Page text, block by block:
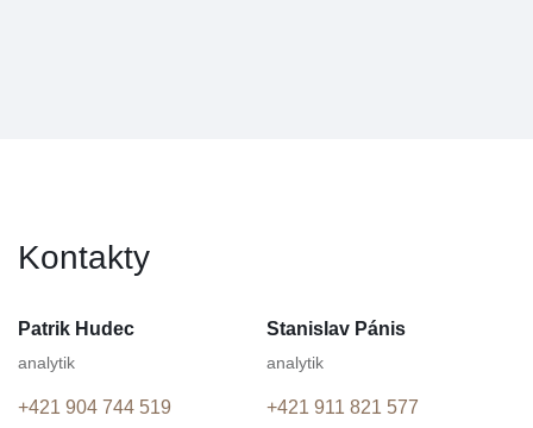
Kontakty
Patrik Hudec
analytik
+421 904 744 519
Stanislav Pánis
analytik
+421 911 821 577